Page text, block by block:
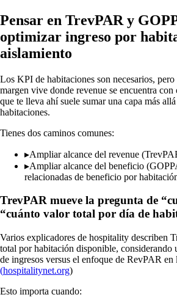
Pensar en TrevPAR y
optimizar ingreso por
aislamiento
Los KPI de habitaciones son necesarios,
margen vive donde revenue se encuentra
que te lleva ahí suele sumar una capa más
habitaciones.
Tienes dos caminos comunes:
▸Ampliar alcance del revenue
▸Ampliar alcance del beneficio
relacionadas de beneficio por
TrevPAR mueve la pregunta de
“cuánto valor total por día de
Varios explicadores de hospitality describen
total por habitación disponible, considerando
de ingresos versus el enfoque de RevPAR
(hospitalitynet.org)
Esto importa cuando: